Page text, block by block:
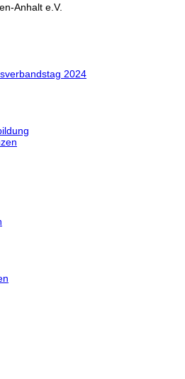
Anhalt e.V.
2024